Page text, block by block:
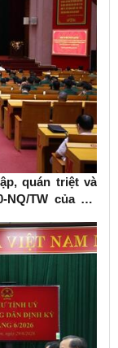
quán triệt và
TW của Bộ